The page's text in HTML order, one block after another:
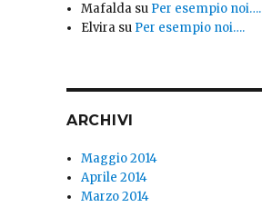
Mafalda su Per esempio noi….
Elvira su Per esempio noi….
ARCHIVI
Maggio 2014
Aprile 2014
Marzo 2014